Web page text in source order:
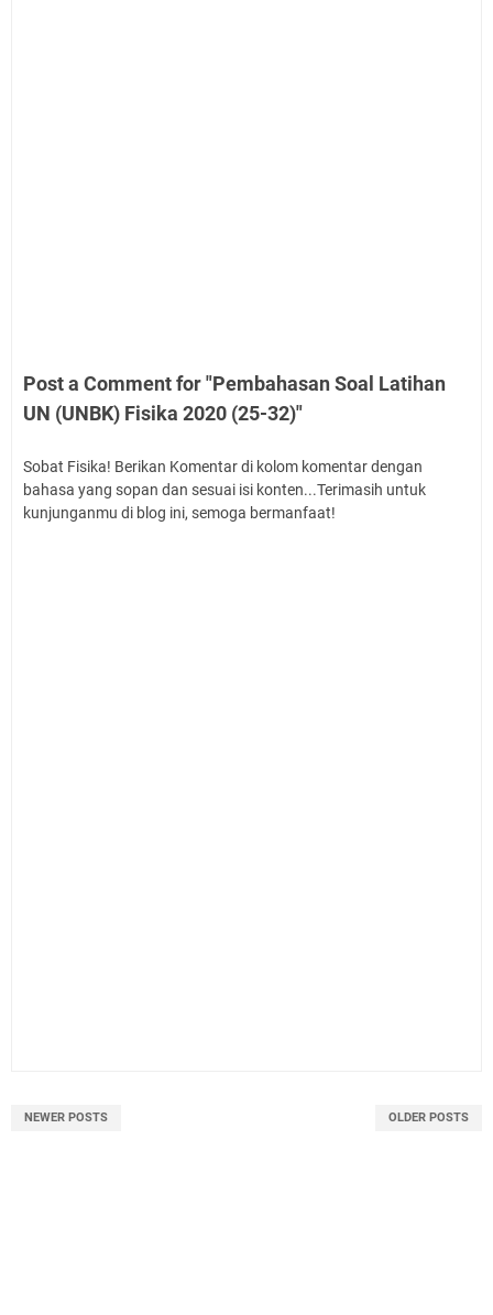
Post a Comment for "Pembahasan Soal Latihan
UN (UNBK) Fisika 2020 (25-32)"
Sobat Fisika! Berikan Komentar di kolom komentar dengan
bahasa yang sopan dan sesuai isi konten...Terimasih untuk
kunjunganmu di blog ini, semoga bermanfaat!
NEWER POSTS OLDER POSTS